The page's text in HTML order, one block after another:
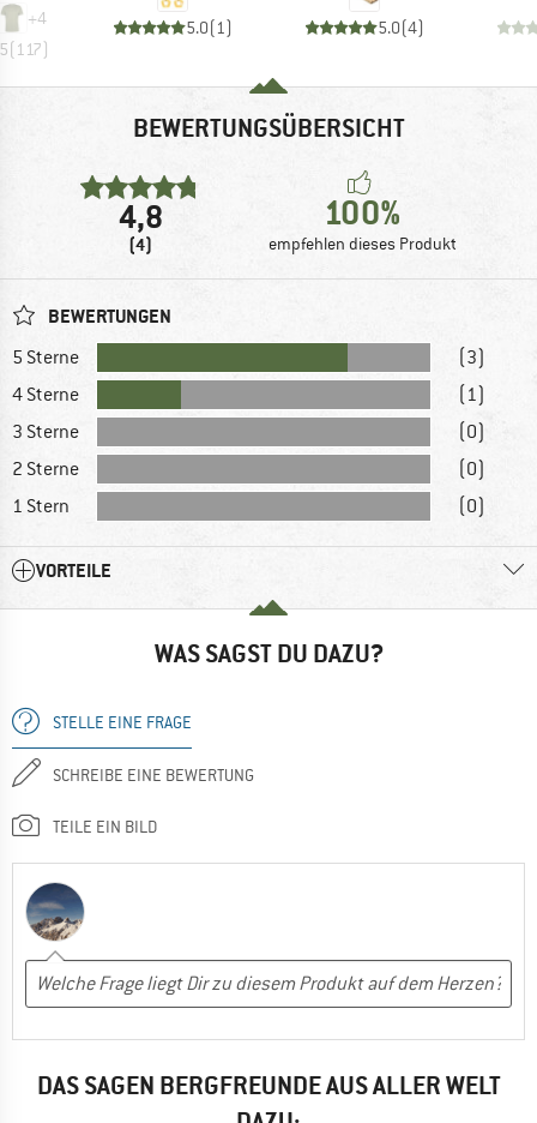
+4
(117)
5.0(1) 5.0(4)
BEWERTUNGSÜBERSICHT
4,8
(4)
100%
empfehlen dieses Produkt
BEWERTUNGEN
5 Sterne
(3)
4 Sterne
(1)
3 Sterne
(0)
2 Sterne
(0)
1 Stern
(0)
VORTEILE
WAS SAGST DU DAZU?
STELLE EINE FRAGE
SCHREIBE EINE BEWERTUNG
TEILE EIN BILD
DAS SAGEN BERGFREUNDE AUS ALLER WELT